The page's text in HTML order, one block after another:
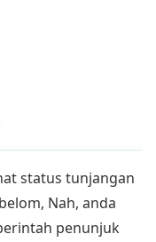
status tunjangan
Nah, anda
penunjuk